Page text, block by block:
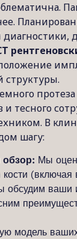
структуры.
тесного
В
шагу:
обзор: Мы
ваши
модель